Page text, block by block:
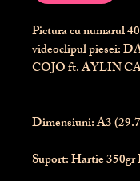
Pictura cu numarul
videoclipul piesei:
COJO ft. AYLIN
Dimensiuni: A3
Suport: Hartie